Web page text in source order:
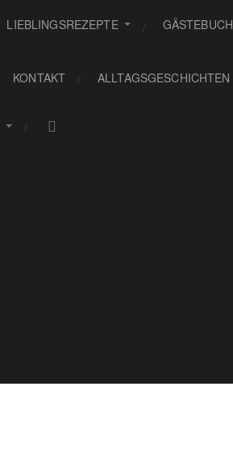
LIEBLINGSREZEPTE GÄSTEBUCH
KONTAKT ALLTAGSGESCHICHTEN